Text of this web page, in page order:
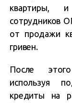
квартиры,
сотрудников
от продажи
гривен.
После
используя
кредиты на